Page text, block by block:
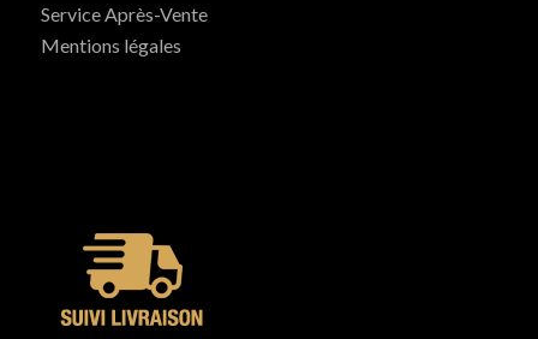
Service Après-Vente
Mentions légales